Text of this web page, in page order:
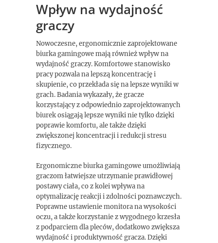
Wpływ na wydajność
graczy
Nowoczesne, ergonomicznie zaprojektowane
biurka gamingowe mają również wpływ na
wydajność graczy. Komfortowe stanowisko
pracy pozwala na lepszą koncentrację i
skupienie, co przekłada się na lepsze wyniki w
grach. Badania wykazały, że gracze
korzystający z odpowiednio zaprojektowanych
biurek osiągają lepsze wyniki nie tylko dzięki
poprawie komfortu, ale także dzięki
zwiększonej koncentracji i redukcji stresu
fizycznego.
Ergonomiczne biurka gamingowe umożliwiają
graczom łatwiejsze utrzymanie prawidłowej
postawy ciała, co z kolei wpływa na
optymalizację reakcji i zdolności poznawczych.
Poprawne ustawienie monitora na wysokości
oczu, a także korzystanie z wygodnego krzesła
z podparciem dla pleców, dodatkowo zwiększa
wydajność i produktywność gracza. Dzięki